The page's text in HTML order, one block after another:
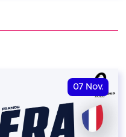
07 Nov.